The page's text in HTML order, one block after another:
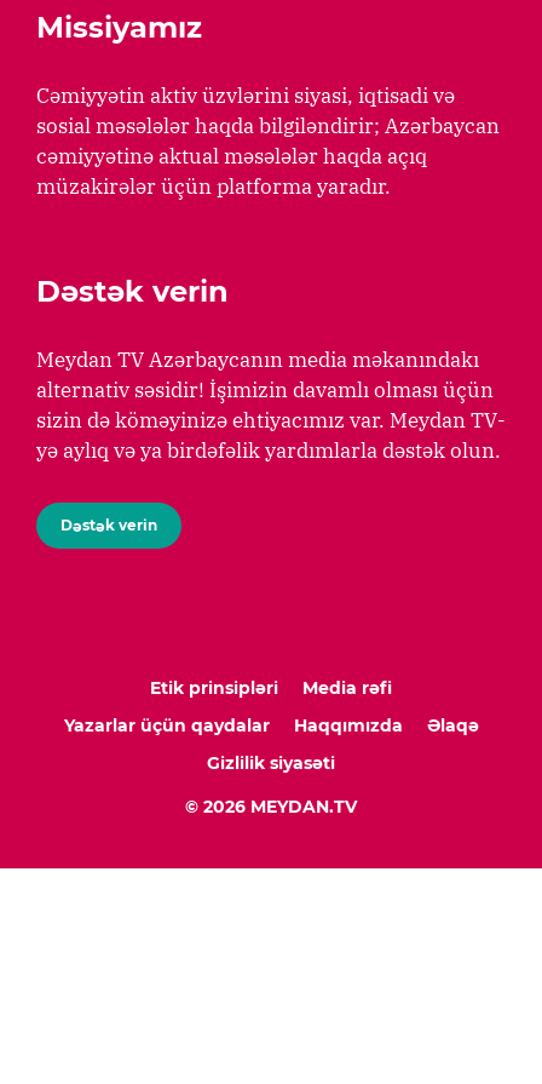
Missiyamız
Cəmiyyətin aktiv üzvlərini siyasi, iqtisadi və
sosial məsələlər haqda bilgiləndirir; Azərbaycan
cəmiyyətinə aktual məsələlər haqda açıq
müzakirələr üçün platforma yaradır.
Dəstək verin
Meydan TV Azərbaycanın media məkanındakı
alternativ səsidir! İşimizin davamlı olması üçün
sizin də köməyinizə ehtiyacımız var. Meydan TV-
yə aylıq və ya birdəfəlik yardımlarla dəstək olun.
Dəstək verin
Etik prinsipləri
Media rəfi
Yazarlar üçün qaydalar
Haqqımızda
Əlaqə
Gizlilik siyasəti
© 2026 MEYDAN.TV